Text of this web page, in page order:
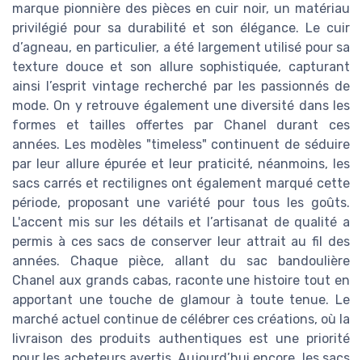
marque pionnière des pièces en cuir noir, un matériau
privilégié pour sa durabilité et son élégance. Le cuir
d’agneau, en particulier, a été largement utilisé pour sa
texture douce et son allure sophistiquée, capturant
ainsi l’esprit vintage recherché par les passionnés de
mode. On y retrouve également une diversité dans les
formes et tailles offertes par Chanel durant ces
années. Les modèles "timeless" continuent de séduire
par leur allure épurée et leur praticité, néanmoins, les
sacs carrés et rectilignes ont également marqué cette
période, proposant une variété pour tous les goûts.
L'accent mis sur les détails et l’artisanat de qualité a
permis à ces sacs de conserver leur attrait au fil des
années. Chaque pièce, allant du sac bandoulière
Chanel aux grands cabas, raconte une histoire tout en
apportant une touche de glamour à toute tenue. Le
marché actuel continue de célébrer ces créations, où la
livraison des produits authentiques est une priorité